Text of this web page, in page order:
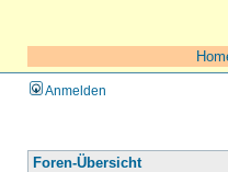
Anmelden
Foren-Übersicht